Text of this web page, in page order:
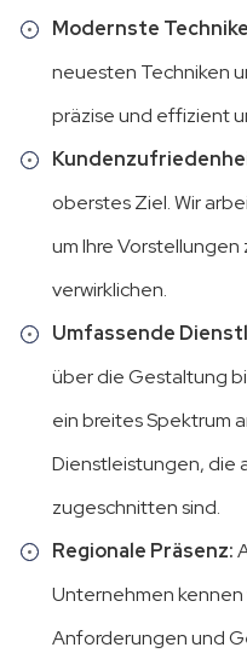
Modernste
neuesten Techniken
präzise und effizient
oberstes Ziel. Wir
um Ihre
verwirklichen.
Umfassende
über die Gestaltung
ein breites Spektrum
Dienstleistungen, die
zugeschnitten sind.
Regionale Präsenz:
Unternehmen kennen
Anforderungen und